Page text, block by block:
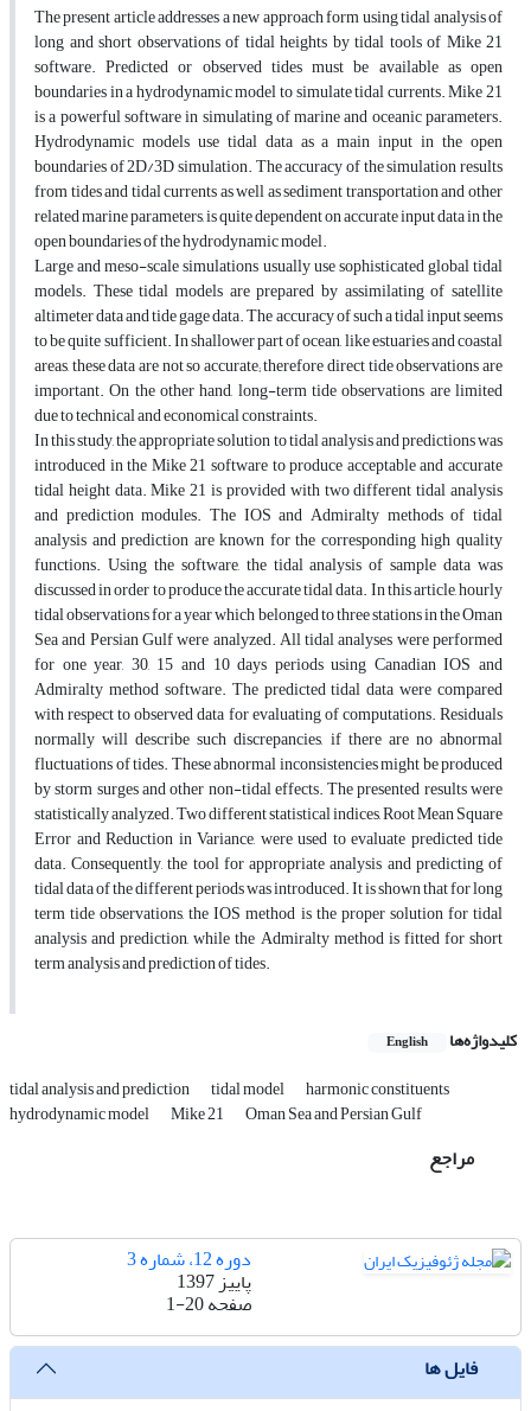
The present article addresses a new approach form using tidal analysis of
long and short observations of tidal heights by tidal tools of Mike 21
software. Predicted or observed tides must be available as open
boundaries in a hydrodynamic model to simulate tidal currents. Mike 21
is a powerful software in simulating of marine and oceanic parameters.
Hydrodynamic models use tidal data as a main input in the open
boundaries of 2D/3D simulation. The accuracy of the simulation results
from tides and tidal currents as well as sediment transportation and other
related marine parameters, is quite dependent on accurate input data in the
open boundaries of the hydrodynamic model.
Large and meso-scale simulations usually use sophisticated global tidal
models. These tidal models are prepared by assimilating of satellite
altimeter data and tide gage data. The accuracy of such a tidal input seems
to be quite sufficient. In shallower part of ocean, like estuaries and coastal
areas, these data are not so accurate; therefore direct tide observations are
important. On the other hand, long-term tide observations are limited
due to technical and economical constraints.
In this study, the appropriate solution to tidal analysis and predictions was
introduced in the Mike 21 software to produce acceptable and accurate
tidal height data. Mike 21 is provided with two different tidal analysis
and prediction modules. The IOS and Admiralty methods of tidal
analysis and prediction are known for the corresponding high quality
functions. Using the software, the tidal analysis of sample data was
discussed in order to produce the accurate tidal data. In this article, hourly
tidal observations for a year which belonged to three stations in the Oman
Sea and Persian Gulf were analyzed. All tidal analyses were performed
for one year, 30, 15 and 10 days periods using Canadian IOS and
Admiralty method software. The predicted tidal data were compared
with respect to observed data for evaluating of computations. Residuals
normally will describe such discrepancies, if there are no abnormal
fluctuations of tides. These abnormal inconsistencies might be produced
by storm surges and other non-tidal effects. The presented results were
statistically analyzed. Two different statistical indices, Root Mean Square
Error and Reduction in Variance, were used to evaluate predicted tide
data. Consequently, the tool for appropriate analysis and predicting of
tidal data of the different periods was introduced. It is shown that for long
term tide observations, the IOS method is the proper solution for tidal
analysis and prediction, while the Admiralty method is fitted for short
term analysis and prediction of tides.
کلیدواژه‌ها English
tidal analysis and prediction tidal model harmonic constituents
hydrodynamic model Mike 21 Oman Sea and Persian Gulf
مراجع
دوره 12، شماره 3
پاییز 1397
صفحه1-20
فایل ها